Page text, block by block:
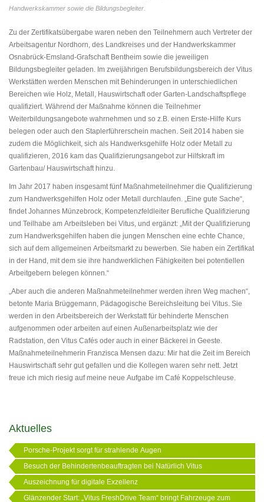
Handwerkskammer sowie die Bildungsbegleiter.
Zu der Zertifikatsübergabe waren neben den Teilnehmern auch Vertreter der
Arbeitsagentur Nordhorn, des Landkreises und der Handwerkskammer
Osnabrück-Emsland-Grafschaft Bentheim sowie die jeweiligen
Bildungsbegleiter geladen. Im zweijährigen Berufsbildungsbereich der Vitus
Werkstätten werden Menschen mit Behinderungen in unterschiedlichen
Bereichen wie Holz, Metall, Hauswirtschaft oder Garten-Landschaftspflege
qualifiziert. Während der Maßnahme können die Teilnehmer
Weiterbildungsangebote wahrnehmen und so z.B. einen Erste-Hilfe Kurs
belegen oder auch den Staplerführerschein machen. Seit 2014 haben sie
zudem die Möglichkeit, sich als Handwerksgehilfe Holz oder Metall zu
qualifizieren, 2016 kam das Qualifizierungsangebot zur Hilfskraft im
Gartenbau/ Hauswirtschaft hinzu.
Im Jahr 2017 haben insgesamt fünf Maßnahmeteilnehmer die Qualifizierung
zum Handwerksgehilfen Holz oder Metall durchlaufen. „Eine gute Sache“,
findet Johannes Münzebrock, Kompetenzfeldleiter Berufliche Qualifizierung
und Teilhabe am Arbeitsleben bei Vitus, und ergänzt: „Mit der Qualifizierung
zum Handwerksgehilfen haben die jungen Menschen eine echte Chance,
sich auf dem allgemeinen Arbeitsmarkt zu bewerben. Sie haben ein Zertifikat
in der Hand, mit dem sie ihre handwerklichen Fähigkeiten bei potentiellen
Arbeitgebern belegen können.“
„Aber auch die anderen Maßnahmeteilnehmer werden ihren Weg machen“,
betonte Maria Brüggemann, Pädagogische Bereichsleitung bei Vitus. Sie
werden in den Arbeitsbereich der Werkstatt für behinderte Menschen
aufgenommen oder arbeiten auf einen Außenarbeitsplatz wie der
Radstation, den Vitus Cafés oder auch in einer Bäckerei in Geeste.
Maßnahmeteilnehmerin Franzisca Mensen dazu: Mir hat die Zeit im Bereich
Hauswirtschaft sehr gut gefallen und die Kollegen waren sehr nett. Jetzt
freue ich mich riesig auf meine neue Aufgabe im Café Koppelschleuse.
Aktuelles
Porsche-Projekt sorgt für strahlende Augen
Besuch der Behindertenbeauftragten bei Natürlich Vitus
Auszeichnung für digitale Exzellenz
Glänzender Start: „Vitus FreshDrive Team“ bringt Fahrzeuge zum